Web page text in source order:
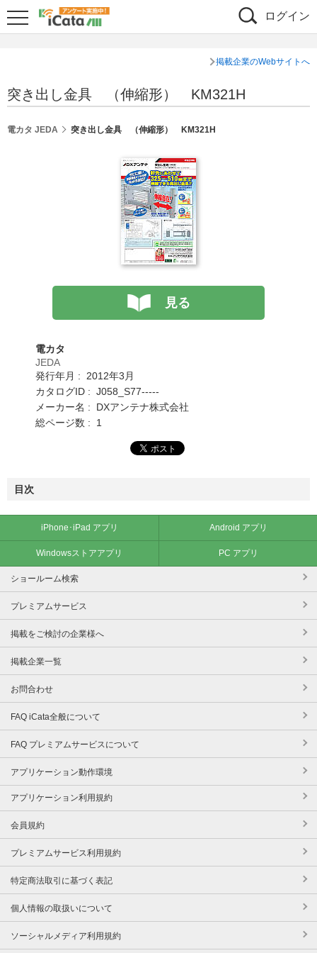
ログイン
掲載企業のWebサイトへ
突き出し金具 （伸縮形） KM321H
電カタ JEDA 突き出し金具 （伸縮形） KM321H
見る
電カタ
JEDA
発行年月 : 2012年3月
カタログID : J058_S77-----
メーカー名 : DXアンテナ株式会社
総ページ数 : 1
目次
iPhone･iPad アプリ Android アプリ
Windowsストアアプリ PC アプリ
ショールーム検索
プレミアムサービス
掲載をご検討の企業様へ
掲載企業一覧
お問合わせ
FAQ iCata全般について
FAQ プレミアムサービスについて
アプリケーション動作環境
アプリケーション利用規約
会員規約
プレミアムサービス利用規約
特定商法取引に基づく表記
個人情報の取扱いについて
ソーシャルメディア利用規約